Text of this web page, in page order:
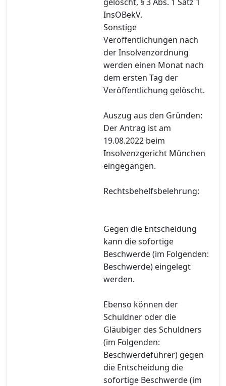
InsOBekV.
Sonstige
Veröffentlichungen nach
der Insolvenzordnung
werden einen Monat nach
dem ersten Tag der
Veröffentlichung gelöscht.
Auszug aus den Gründen:
Der Antrag ist am
19.08.2022 beim
Insolvenzgericht München
eingegangen.
Rechtsbehelfsbelehrung:
Gegen die Entscheidung
kann die sofortige
Beschwerde (im Folgenden:
Beschwerde) eingelegt
werden.
Ebenso können der
Schuldner oder die
Gläubiger des Schuldners
(im Folgenden:
Beschwerdeführer) gegen
die Entscheidung die
sofortige Beschwerde (im